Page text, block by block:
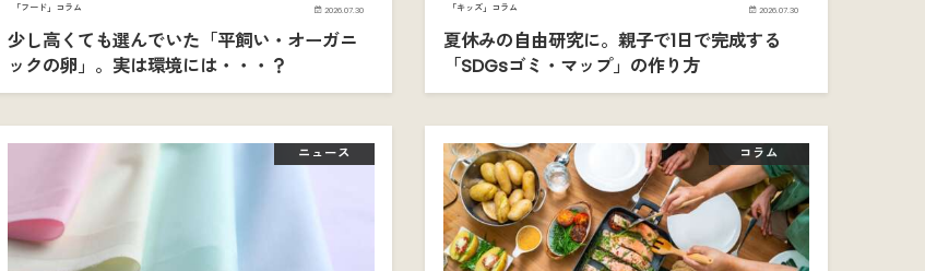
「フード」コラム 2026.07.30
少し高くても選んでいた「平飼い・オーガニ
ックの卵」。実は環境には・・・？
「キッズ」コラム 2026.07.30
夏休みの自由研究に。親子で1日で完成する
「SDGsゴミ・マップ」の作り方
ニュース コラム